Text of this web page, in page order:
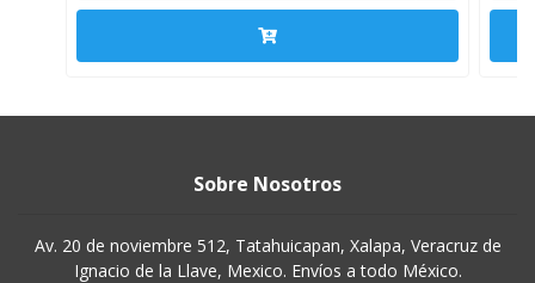
Sobre Nosotros
Av. 20 de noviembre 512, Tatahuicapan, Xalapa, Veracruz de
Ignacio de la Llave, Mexico. Envíos a todo México.